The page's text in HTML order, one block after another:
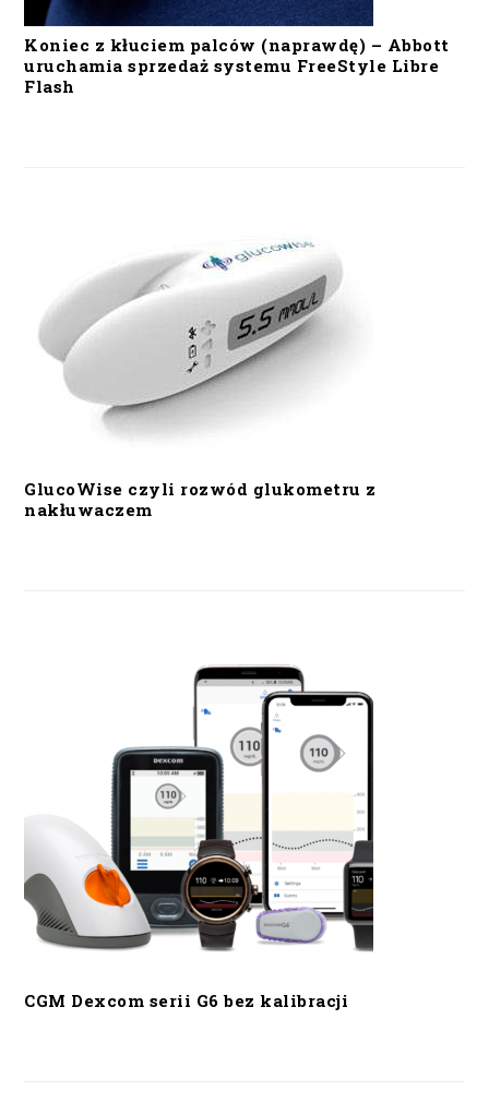
Koniec z kłuciem palców (naprawdę) – Abbott
uruchamia sprzedaż systemu FreeStyle Libre
Flash
GlucoWise czyli rozwód glukometru z
nakłuwaczem
CGM Dexcom serii G6 bez kalibracji